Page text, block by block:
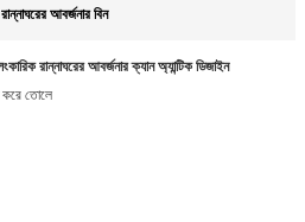
রান্নাঘরের আবর্জনার বিন
রান্নাঘরের আবর্জনার ক্যান অ্যান্টিক ডিজাইন
করে তোলে